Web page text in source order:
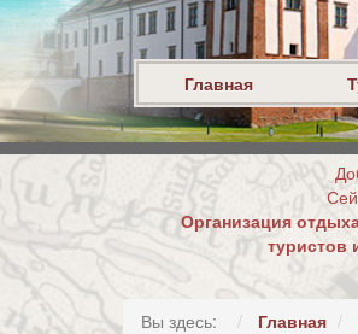
Главная
Организация
туристов
Вы здесь: Главная